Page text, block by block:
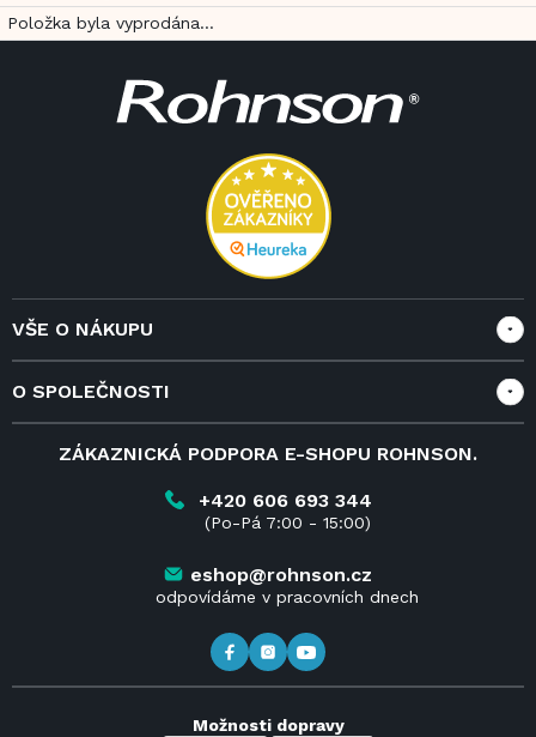
Položka byla vyprodána…
VŠE O NÁKUPU
Doprava a služby
Reklamace
Vrácení zboží do 14 dnů
O SPOLEČNOSTI
ZÁKAZNICKÁ PODPORA E-SHOPU ROHNSON.
+420 606 693 344
(Po-Pá 7:00 - 15:00)
eshop@rohnson.cz
odpovídáme v pracovních dnech
Možnosti dopravy